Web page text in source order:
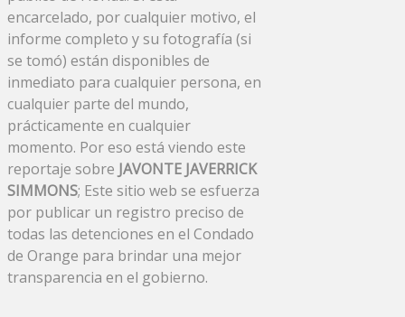
encarcelado, por cualquier motivo, el
informe completo y su fotografía (si
se tomó) están disponibles de
inmediato para cualquier persona, en
cualquier parte del mundo,
prácticamente en cualquier
momento. Por eso está viendo este
reportaje sobre JAVONTE JAVERRICK
SIMMONS; Este sitio web se esfuerza
por publicar un registro preciso de
todas las detenciones en el Condado
de Orange para brindar una mejor
transparencia en el gobierno.